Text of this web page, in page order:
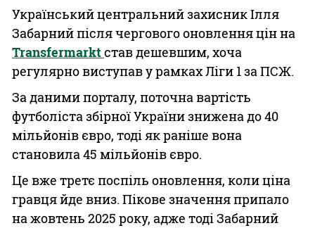
Український центральний захисник Ілля
Забарний після чергового оновлення цін на
Transfermarktстав дешевшим, хоча
регулярно виступав у рамках Ліги 1 за ПСЖ.
За даними порталу, поточна вартість
футболіста збірної України знижена до 40
мільйонів євро, тоді як раніше вона
становила 45 мільйонів євро.
Це вже третє поспіль оновлення, коли ціна
гравця йде вниз. Пікове значення припало
на жовтень 2025 року, адже тоді Забарний